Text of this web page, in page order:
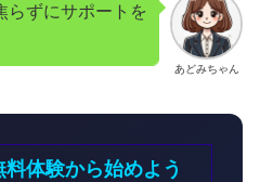
あどみちゃん
らずにサポートを
体験から始めよう